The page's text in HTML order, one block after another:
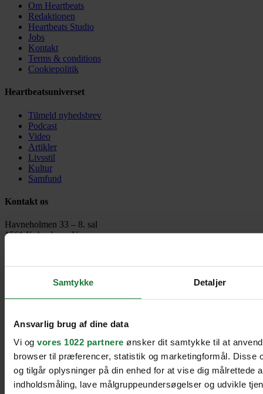
Samtykke Detaljer
Ansvarlig brug af dine data
Vi og vores 1022 partnere ønsker dit samtykke til at
browser til præferencer, statistik og marketingformål. Disse
og tilgår oplysninger på din enhed for at vise dig målrettede
indholdsmåling, lave målgruppeundersøgelser og udvikle
Om Heartbeats
Redaktionen
Heartbeats Studio
Jobs
Kontakt
Terms & conditions
Cookiepolitik
Heartbeatsuniverset
Tilmeld nyhedsbrev
Podcast
Video
Artikler
Livsstil
Kultur
Samfund
Kontakt os
Havneholmen 33 – 8. sal
1561 København V
Til toppen